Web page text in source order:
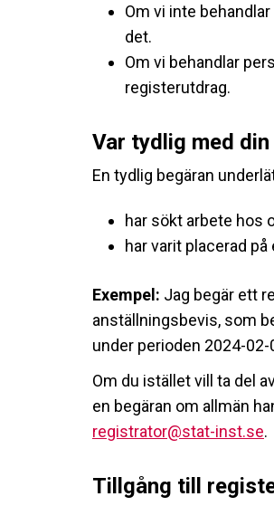
Om vi inte
det.
Om vi behandlar
registerutdrag.
Var tydlig med din
En tydlig begäran
har sökt arbete hos
har varit placerad på
Exempel: Jag begär ett
anställningsbevis, som
under perioden 2024-
Om du istället vill ta del
en begäran om allmän
registrator@stat-inst.se.
Tillgång till